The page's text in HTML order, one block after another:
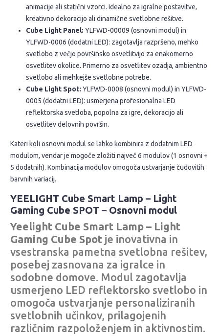
animacije ali statični vzorci. Idealno za igralne postavitve,
kreativno dekoracijo ali dinamične svetlobne rešitve.
Cube Light Panel: YLFWD-00009 (osnovni modul) in
YLFWD-0006 (dodatni LED): zagotavlja razpršeno, mehko
svetlobo z večjo površinsko osvetlitvijo za enakomerno
osvetlitev okolice. Primerno za osvetlitev ozadja, ambientno
svetlobo ali mehkejše svetlobne potrebe.
Cube Light Spot: YLFWD-0008 (osnovni modul) in YLFWD-
0005 (dodatni LED): usmerjena profesionalna LED
reflektorska svetloba, popolna za igre, dekoracijo ali
osvetlitev delovnih površin.
Kateri koli osnovni modul se lahko kombinira z dodatnim LED
modulom, vendar je mogoče zložiti največ 6 modulov (1 osnovni +
5 dodatnih). Kombinacija modulov omogoča ustvarjanje čudovitih
barvnih variacij.
YEELIGHT Cube Smart Lamp – Light
Gaming Cube SPOT – Osnovni modul
Yeelight Cube Smart Lamp – Light
Gaming Cube Spot je inovativna in
vsestranska pametna svetlobna rešitev,
posebej zasnovana za igralce in
sodobne domove. Modul zagotavlja
usmerjeno LED reflektorsko svetlobo in
omogoča ustvarjanje personaliziranih
svetlobnih učinkov, prilagojenih
različnim razpoloženjem in aktivnostim.